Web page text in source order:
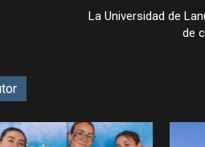
La Universidad de
de